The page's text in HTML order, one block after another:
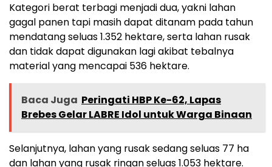
Kategori berat terbagi menjadi dua, yakni lahan
gagal panen tapi masih dapat ditanam pada tahun
mendatang seluas 1.352 hektare, serta lahan rusak
dan tidak dapat digunakan lagi akibat tebalnya
material yang mencapai 536 hektare.
Baca Juga Peringati HBP Ke-62, Lapas
Brebes Gelar LABRE Idol untuk Warga Binaan
Selanjutnya, lahan yang rusak sedang seluas 77 ha
dan lahan yang rusak ringan seluas 1.053 hektare.